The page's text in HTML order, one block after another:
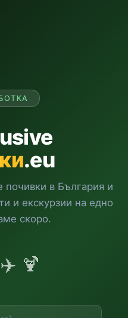
.eu
в България и
и екскурзии на едно
скоро.
🍹